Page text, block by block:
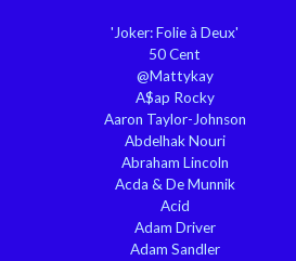
'Joker: Folie à Deux'
50 Cent
@Mattykay
A$ap Rocky
Aaron Taylor-Johnson
Abdelhak Nouri
Abraham Lincoln
Acda & De Munnik
Acid
Adam Driver
Adam Sandler